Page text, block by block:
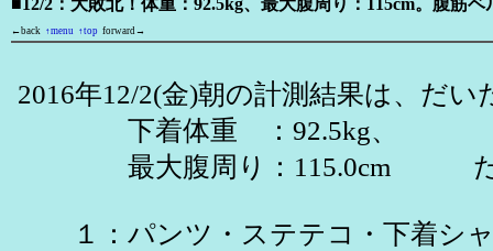
■12/2：大敗北！体重：92.5kg、最大腹周り：115cm。腹筋
←back ↑menu ↑top forward→
2016年12/2(金)朝の計測結果は、だ
下着体重 ：92.5kg、
最大腹周り：115.0cm だ
１：パンツ・ステテコ・下着シ